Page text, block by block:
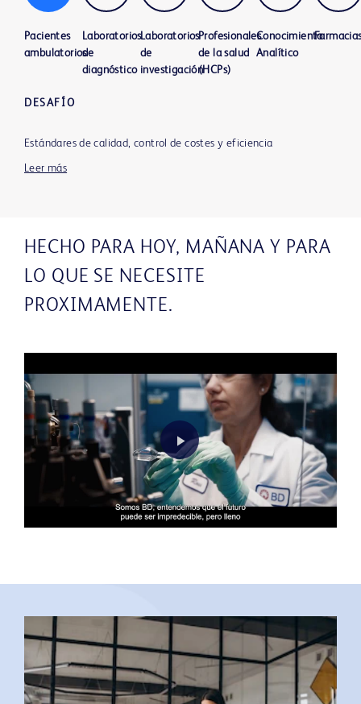
Pacientes
ambulatorios
Laboratorios
de
diagnóstico
Laboratorios
de
investigación
Profesionales
de la salud
(HCPs)
Conocimiento
Analítico
DESAFÍO
Estándares de calidad, control de costes y eficiencia
Leer más
HECHO PARA HOY, MAÑANA Y PARA
LO QUE SE NECESITE
PROXIMAMENTE.
Play